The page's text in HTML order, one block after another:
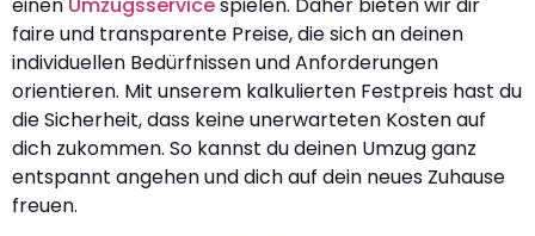
einen Umzugsservicespielen. Daher bieten wir dir
faire und transparente Preise, die sich an deinen
individuellen Bedürfnissen und Anforderungen
orientieren. Mit unserem kalkulierten Festpreis hast du
die Sicherheit, dass keine unerwarteten Kosten auf
dich zukommen. So kannst du deinen Umzug ganz
entspannt angehen und dich auf dein neues Zuhause
freuen.